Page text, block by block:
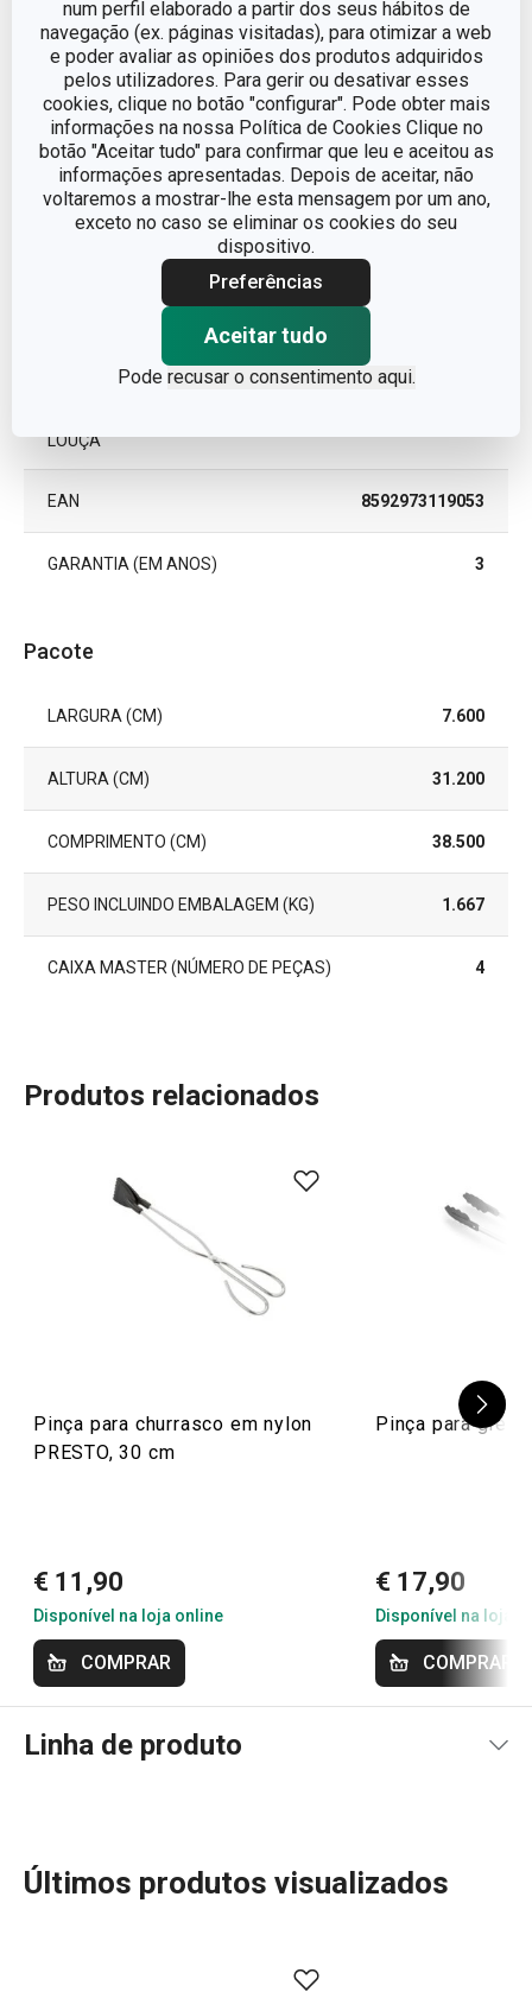
num perfil elaborado a partir dos seus hábitos de
navegação (ex. páginas visitadas), para otimizar a web
e poder avaliar as opiniões dos produtos adquiridos
pelos utilizadores. Para gerir ou desativar esses
cookies, clique no botão "configurar". Pode obter mais
informações na nossa Política de Cookies Clique no
botão "Aceitar tudo" para confirmar que leu e aceitou as
informações apresentadas. Depois de aceitar, não
voltaremos a mostrar-lhe esta mensagem por um ano,
exceto no caso se eliminar os cookies do seu
dispositivo.
Preferências
Aceitar tudo
Pode recusar o consentimento aqui.
TIPO Grelhador
CORES Preto
INDUÇÃO Não
GÁS Sim
VITROCERÂMICO
LOUÇA
EAN 8592973119053
GARANTIA (EM ANOS) 3
Pacote
LARGURA (CM) 7.600
ALTURA (CM) 31.200
COMPRIMENTO (CM) 38.500
PESO INCLUINDO EMBALAGEM (KG) 1.667
CAIXA MASTER (NÚMERO DE PEÇAS) 4
Produtos relacionados
Pinça para churrasco em nylon
PRESTO, 30 cm
€ 11,90
Disponível na loja online
COMPRAR
Pinça para
€ 17,90
Disponível na loja
COMPRAR
Linha de produto
Últimos produtos visualizados